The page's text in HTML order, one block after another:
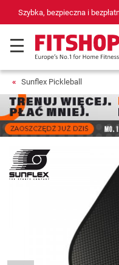
Szybka, bezpieczna i
Sunflex Pickleball